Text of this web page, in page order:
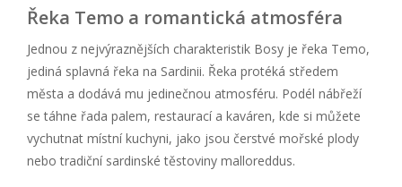
Řeka Temo a romantická atmosféra
Jednou z nejvýraznějších charakteristik Bosy je řeka Temo,
jediná splavná řeka na Sardinii. Řeka protéká středem
města a dodává mu jedinečnou atmosféru. Podél nábřeží
se táhne řada palem, restaurací a kaváren, kde si můžete
vychutnat místní kuchyni, jako jsou čerstvé mořské plody
nebo tradiční sardinské těstoviny malloreddus.